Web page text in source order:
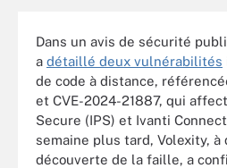
Dans un avis de sécurité
a détaillé deux vulnérabilités
de code à distance,
et CVE-2024-21887, qui
Secure (IPS) et Ivanti
semaine plus tard, Volexity,
découverte de la faille, a